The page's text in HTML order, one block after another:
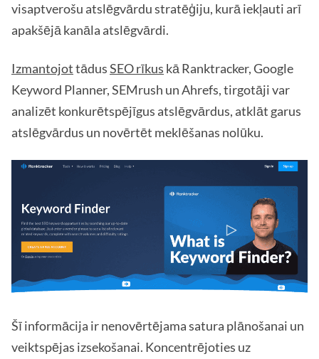
visaptverošu atslēgvārdu stratēģiju, kurā iekļauti arī
apakšējā kanāla atslēgvārdi.
IzmantojottādusSEO rīkus kā Ranktracker, Google
Keyword Planner, SEMrush un Ahrefs, tirgotāji var
analizēt konkurētspējīgus atslēgvārdus, atklāt garus
atslēgvārdus un novērtēt meklēšanas nolūku.
Šī informācija ir nenovērtējama satura plānošanai un
veiktspējas izsekošanai. Koncentrējoties uz